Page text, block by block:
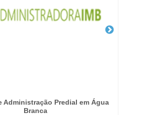
Administração Predial em Água
Branca